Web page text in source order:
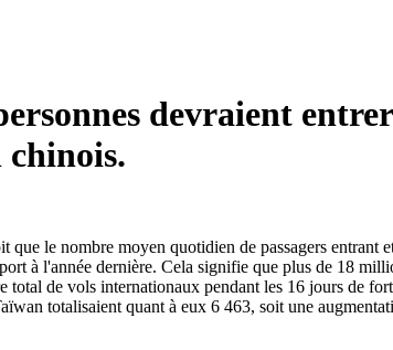
devraient
chinois.
le nombre moyen quotidien de passagers entrant
à l'année dernière. Cela signifie que plus de 18
de vols internationaux pendant les 16 jours de
totalisaient quant à eux 6 463, soit une